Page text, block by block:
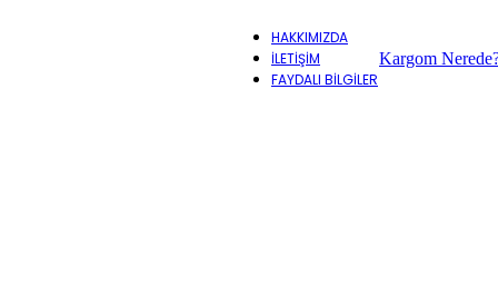
HAKKIMIZDA
İLETİŞİM
FAYDALI BİLGİLER
Kargom